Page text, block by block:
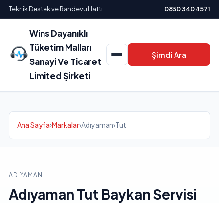
Teknik Destek ve Randevu Hattı 0850 340 4571
Wins Dayanıklı
Tüketim Malları
Sanayi Ve Ticaret
Limited Şirketi
Şimdi Ara
Ana Sayfa›Markalar›Adıyaman›Tut
ADIYAMAN
Adıyaman Tut Baykan Servisi